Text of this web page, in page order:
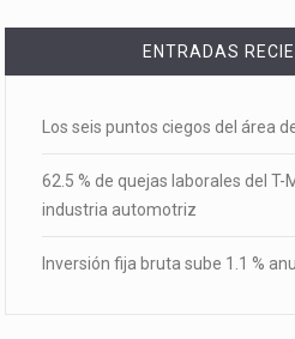
ENTRADAS
Los seis puntos ciegos del área
62.5 % de quejas laborales del T-
industria automotriz
Inversión fija bruta sube 1.1 %